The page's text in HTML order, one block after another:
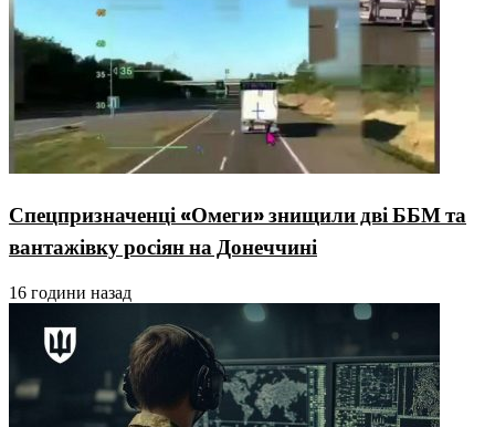
Спецпризначенці «Омеги» знищили дві ББМ та
вантажівку росіян на Донеччині
16 години назад